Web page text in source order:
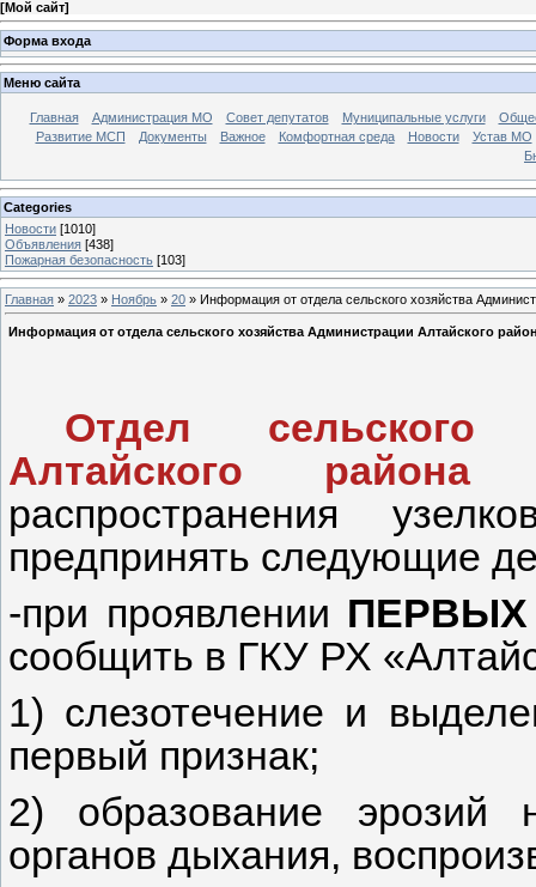
[Мой сайт]
Форма входа
Меню сайта
Главная Администрация МО Совет депутатов Муниципальные услуги
Развитие МСП
Документы Важное Комфортная среда Новости
Устав МО
Categories
Новости [1010]
Объявления [438]
Пожарная безопасность [103]
Главная » 2023 » Ноябрь » 20 » Информация от отдела сельского хозяйства
Информация от отдела сельского хозяйства Администрации Алтайского
Отдел сельского
Алтайского района
распространения
предпринять следующие
-при проявлении
сообщить в ГКУ РХ
1) слезотечение и
первый признак;
2) образование эрозий
органов дыхания,